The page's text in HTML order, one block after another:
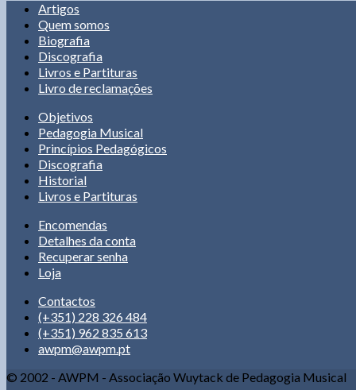
Artigos
Quem somos
Biografia
Discografia
Livros e Partituras
Livro de reclamações
Objetivos
Pedagogia Musical
Princípios Pedagógicos
Discografia
Historial
Livros e Partituras
Encomendas
Detalhes da conta
Recuperar senha
Loja
Contactos
(+351) 228 326 484
(+351) 962 835 613
awpm@awpm.pt
© 2002 - AWPM - Associação Wuytack de Pedagogia Musical